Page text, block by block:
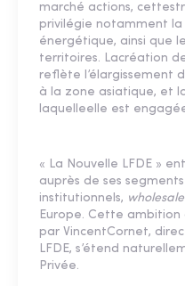
marché actions,
privilégie notamment
énergétique, ainsi que
territoires. Lacréation
reflète l’élargissement
à la zone asiatique, et
laquelleelle
« La Nouvelle LFDE »
auprès de ses
institutionnels, wholesale
Europe. Cette
par VincentCornet,
LFDE, s’étend